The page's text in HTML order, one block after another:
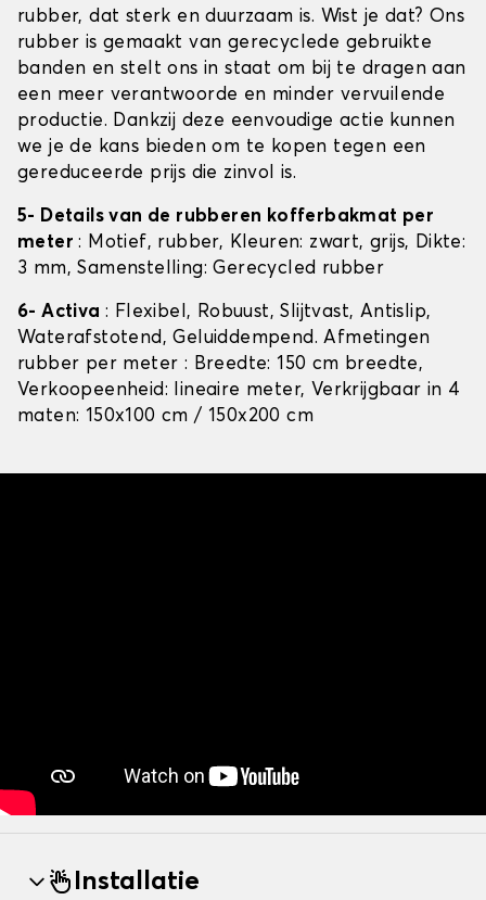
rubber, dat sterk en duurzaam is. Wist je dat? Ons
rubber is gemaakt van gerecyclede gebruikte
banden en stelt ons in staat om bij te dragen aan
een meer verantwoorde en minder vervuilende
productie. Dankzij deze eenvoudige actie kunnen
we je de kans bieden om te kopen tegen een
gereduceerde prijs die zinvol is.
5- Details van de rubberen kofferbakmat per
meter: Motief, rubber, Kleuren: zwart, grijs, Dikte:
3 mm, Samenstelling: Gerecycled rubber
6- Activa : Flexibel, Robuust, Slijtvast, Antislip,
Waterafstotend, Geluiddempend. Afmetingen
rubber per meter : Breedte: 150 cm breedte,
Verkoopeenheid: lineaire meter, Verkrijgbaar in 4
maten: 150x100 cm / 150x200 cm
Installatie